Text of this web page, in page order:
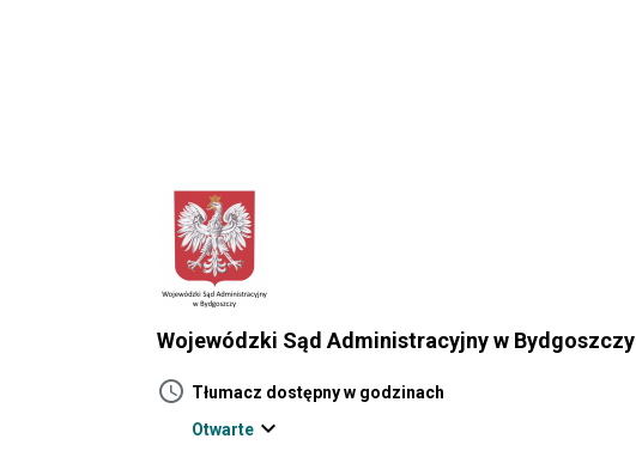
Wojewódzki Sąd Administracyjny w Bydgoszczy
schedule Tłumacz dostępny w godzinach
Otwarteexpand_more